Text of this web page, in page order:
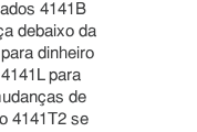
4141B
debaixo da
dinheiro
para
de
4141T2 se